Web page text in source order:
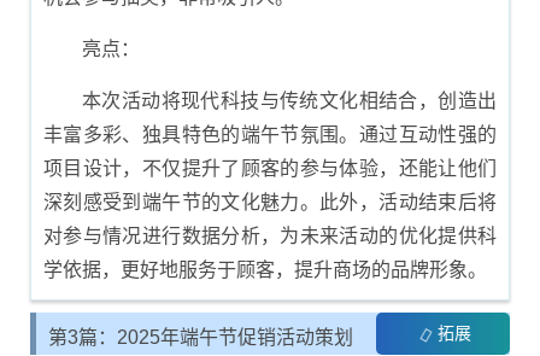
亮点：
本次活动将现代科技与传统文化相结合，创造出
丰富多彩、独具特色的端午节氛围。通过互动性强的
项目设计，不仅提升了顾客的参与体验，还能让他们
深刻感受到端午节的文化魅力。此外，活动结束后将
对参与情况进行数据分析，为未来活动的优化提供科
学依据，更好地服务于顾客，提升商场的品牌形象。
第3篇：2025年端午节促销活动策划 拓展